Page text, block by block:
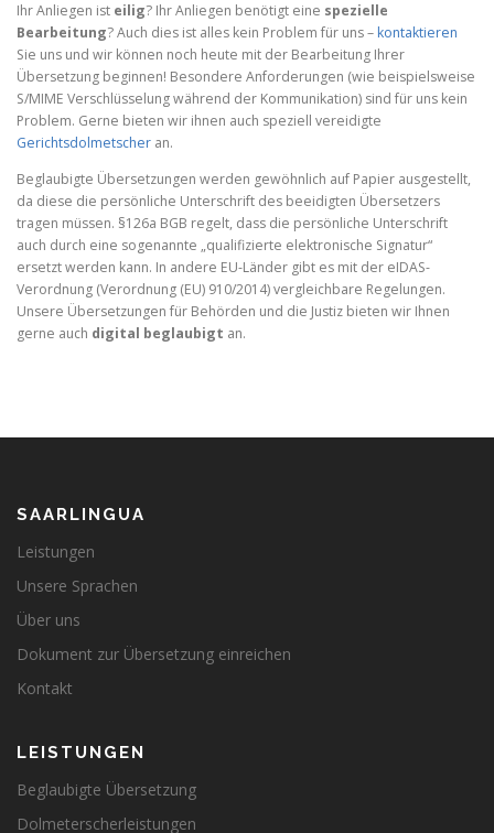
Ihr Anliegen ist eilig? Ihr Anliegen benötigt eine spezielle
Bearbeitung? Auch dies ist alles kein Problem für uns – kontaktieren
Sie uns und wir können noch heute mit der Bearbeitung Ihrer
Übersetzung beginnen! Besondere Anforderungen (wie beispielsweise
S/MIME Verschlüsselung während der Kommunikation) sind für uns kein
Problem. Gerne bieten wir ihnen auch speziell vereidigte
Gerichtsdolmetscher an.
Beglaubigte Übersetzungen werden gewöhnlich auf Papier ausgestellt,
da diese die persönliche Unterschrift des beeidigten Übersetzers
tragen müssen. §126a BGB regelt, dass die persönliche Unterschrift
auch durch eine sogenannte „qualifizierte elektronische Signatur“
ersetzt werden kann. In andere EU-Länder gibt es mit der eIDAS-
Verordnung (Verordnung (EU) 910/2014) vergleichbare Regelungen.
Unsere Übersetzungen für Behörden und die Justiz bieten wir Ihnen
gerne auch digital beglaubigt an.
SAARLINGUA
Leistungen
Unsere Sprachen
Über uns
Dokument zur Übersetzung einreichen
Kontakt
LEISTUNGEN
Beglaubigte Übersetzung
Dolmeterscherleistungen